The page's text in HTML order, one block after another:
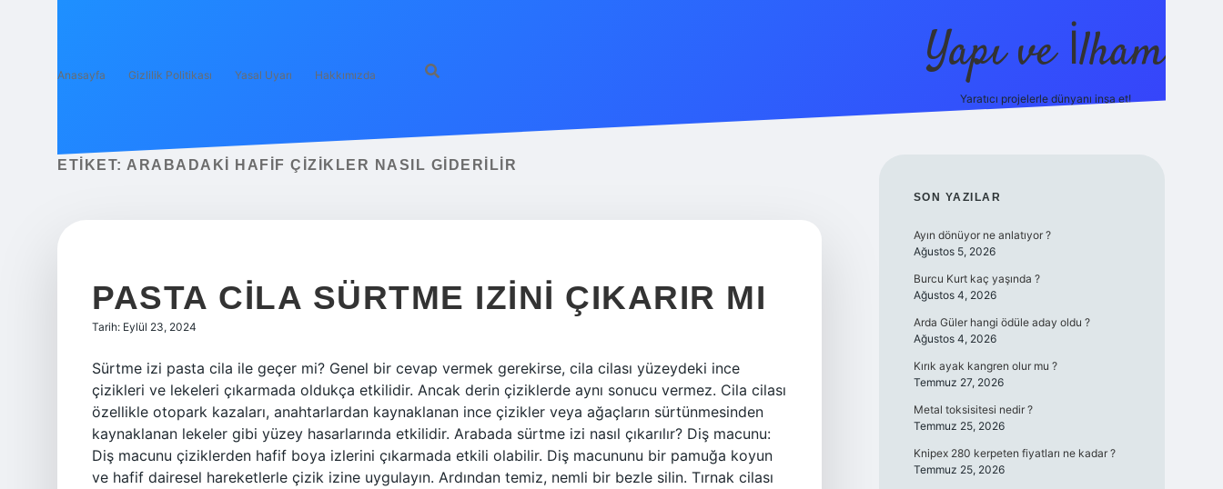
Anasayfa Gizlilik Politikası Yasal Uyarı Hakkımızda Yapı ve İlham
Yaratıcı projelerle dünyanı inşa et!
ETIKET: ARABADAKI HAFIF ÇIZIKLER NASIL GIDERILIR
PASTA CILA SÜRTME IZINI ÇIKARIR MI
Tarih: Eylül 23, 2024
Sürtme izi pasta cila ile geçer mi? Genel bir cevap vermek gerekirse, cila cilası yüzeydeki ince
çizikleri ve lekeleri çıkarmada oldukça etkilidir. Ancak derin çiziklerde aynı sonucu vermez. Cila cilası
özellikle otopark kazaları, anahtarlardan kaynaklanan ince çizikler veya ağaçların sürtünmesinden
kaynaklanan lekeler gibi yüzey hasarlarında etkilidir. Arabada sürtme izi nasıl çıkarılır? Diş macunu:
Diş macunu çiziklerden hafif boya izlerini çıkarmada etkili olabilir. Diş macununu bir pamuğa koyun
ve hafif dairesel hareketlerle çizik izine uygulayın. Ardından temiz, nemli bir bezle silin. Tırnak cilası
SIDEBAR
SON YAZILAR
Ayın dönüyor ne anlatıyor ?
Ağustos 5, 2026
Burcu Kurt kaç yaşında ?
Ağustos 4, 2026
Arda Güler hangi ödüle aday oldu ?
Ağustos 4, 2026
Kırık ayak kangren olur mu ?
Temmuz 27, 2026
Metal toksisitesi nedir ?
Temmuz 25, 2026
Knipex 280 kerpeten fiyatları ne kadar ?
Temmuz 25, 2026